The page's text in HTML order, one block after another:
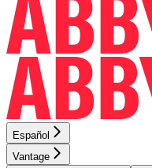
Español
Vantage